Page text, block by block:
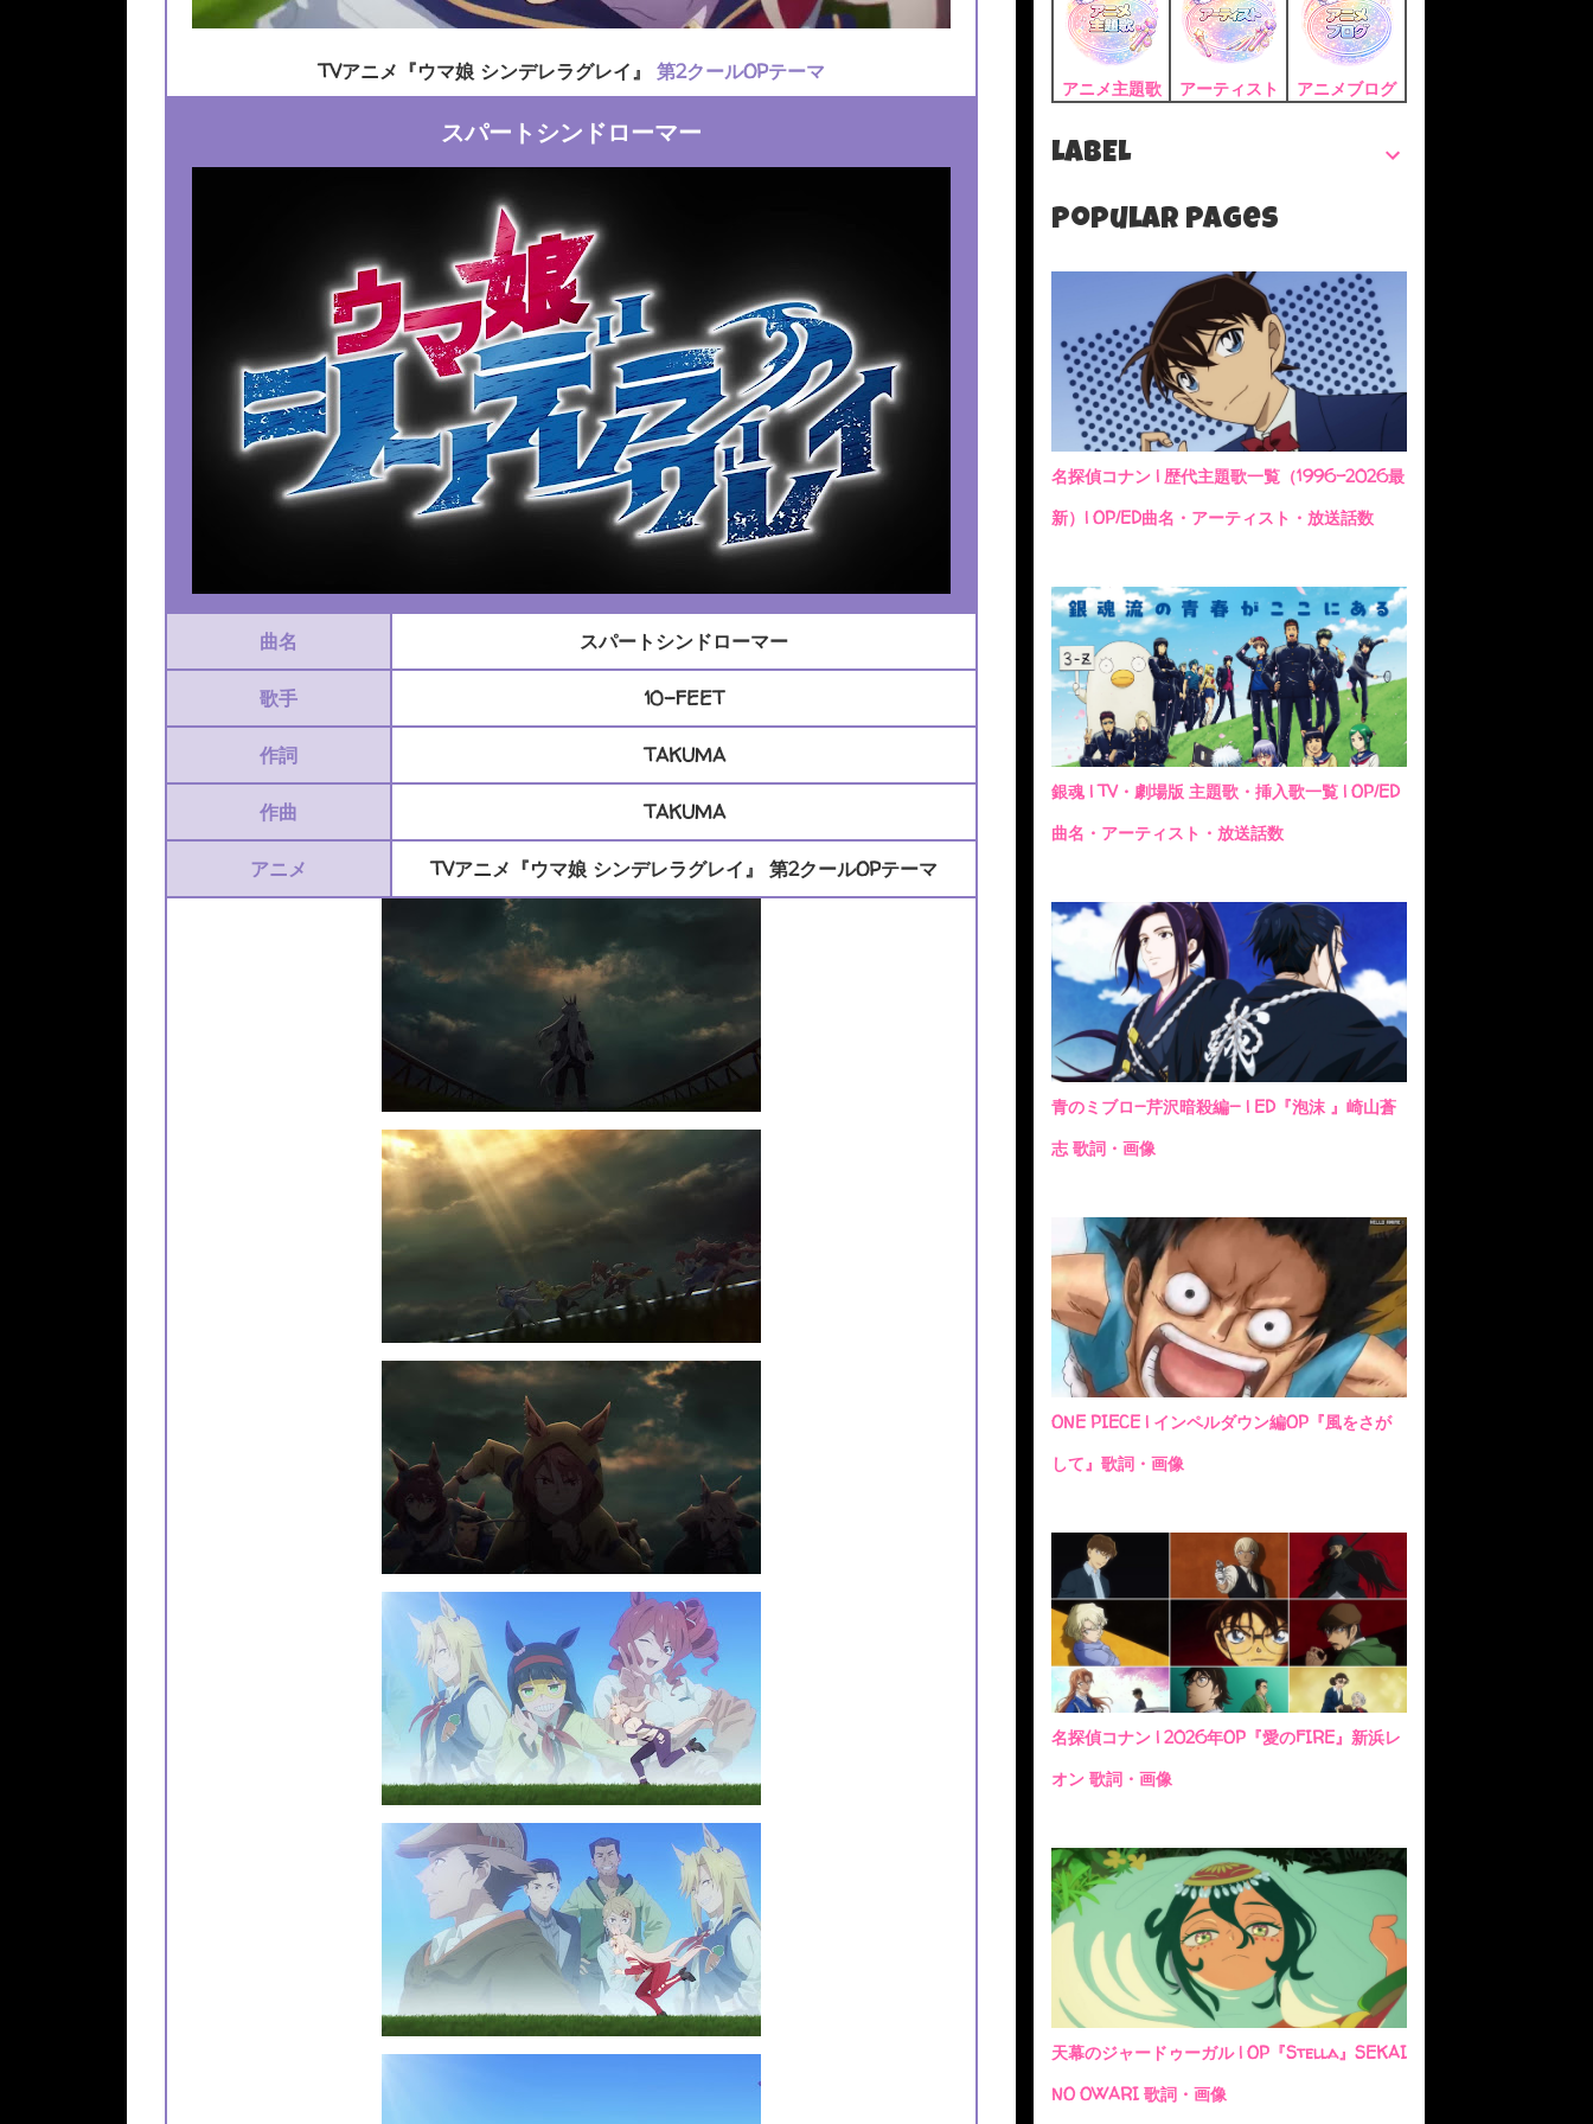
TVアニメ『ウマ娘 シンデレラグレイ』 第2クールOPテーマ
スパートシンドローマー
曲名 スパートシンドローマー
歌手 10-FEET
作詞 TAKUMA
作曲 TAKUMA
アニメ TVアニメ『ウマ娘 シンデレラグレイ』 第2クールOPテーマ
アニメ主題歌 アーティスト アニメブログ
LABEL
Popular Pages
名探偵コナン | 歴代主題歌一覧（1996-2026最
新）| OP/ED曲名・アーティスト・放送話数
銀魂 | TV・劇場版 主題歌・挿入歌一覧 | OP/ED
曲名・アーティスト・放送話数
青のミブロ—芹沢暗殺編— | ED『泡沫 』崎山蒼
志 歌詞・画像
ONE PIECE | インペルダウン編OP『風をさが
して』歌詞・画像
名探偵コナン | 2026年OP『愛のFIRE』新浜レ
オン 歌詞・画像
天幕のジャードゥーガル | OP『Stella』SEKAI
NO OWARI 歌詞・画像